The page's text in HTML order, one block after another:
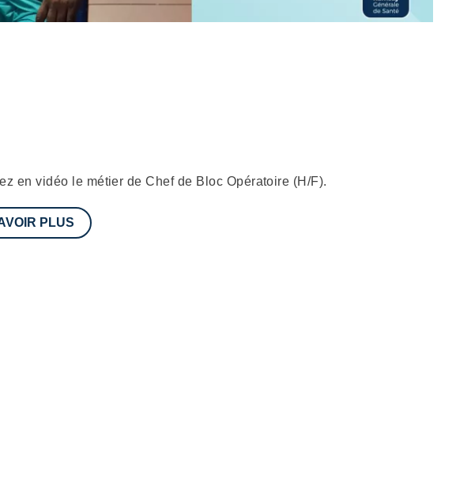
en vidéo le métier de Chef de Bloc Opératoire (H/F).
PLUS